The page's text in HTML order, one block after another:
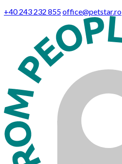
+40 243 232 855office@petstar.ro